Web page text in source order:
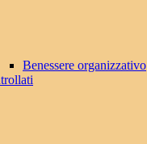
Benessere organizzativo